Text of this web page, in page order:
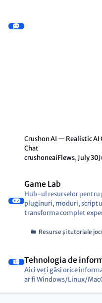
Crushon AI — Realistic AI
Chat
crushoneaiFlews, July 30
Game Lab
Hub-ul resurselor pentru
pluginuri, moduri,
transforma complet
Resurse și tutoriale
Tehnologia de
Aici veți găsi orice
ar fi Windows/Linux/